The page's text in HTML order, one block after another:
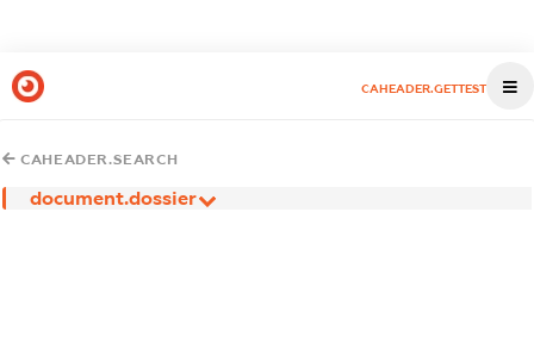
CAHEADER.GETTEST
CAHEADER.SEARCH
document.dossier